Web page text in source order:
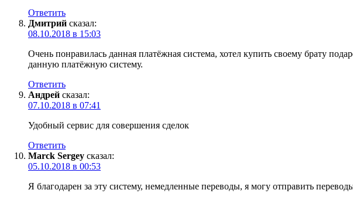
Ответить
Дмитрий сказал:
08.10.2018 в 15:03
Очень понравилась данная платёжная система, хотел купить своему брату
данную платёжную систему.
Ответить
Андрей сказал:
07.10.2018 в 07:41
Удобный сервис для совершения сделок
Ответить
Marck Sergey сказал:
05.10.2018 в 00:53
Я благодарен за эту систему, немедленные переводы, я могу отправить